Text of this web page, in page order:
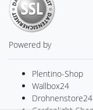
Powered by
Plentino-Shop
Wallbox24
Drohnenstore24